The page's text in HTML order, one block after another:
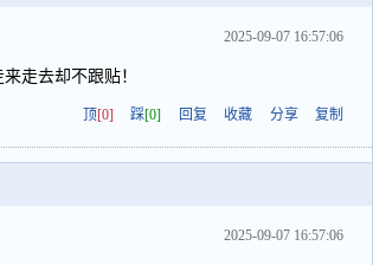
2025-09-07 16:57:06
走去却不跟贴！
顶[0] 踩[0] 回复 收藏 分享 复制
2025-09-07 16:57:06